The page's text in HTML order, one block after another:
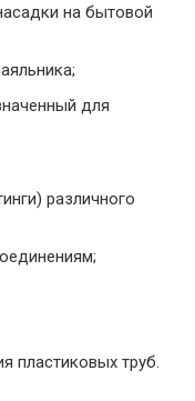
на бытовой
для
различного
пластиковых труб.